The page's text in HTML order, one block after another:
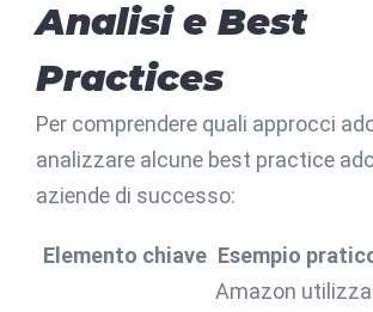
Analisi e Best
Practices
Per comprendere quali approcci
analizzare alcune best practice
aziende di successo:
Elemento chiave Esempio
Amazon utilizza